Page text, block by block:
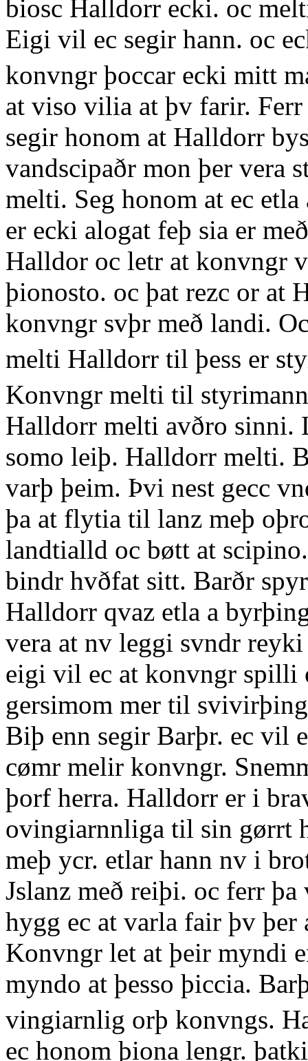
biosc Halldorr ecki. oc
Eigi vil ec segir hann. oc
konvngr þoccar ecki mitt
at viso vilia at þv farir.
segir honom at Halldorr
vandscipaðr mon þer vera
melti. Seg honom at ec
er ecki alogat feþ sia er
Halldor oc letr at konvngr
þionosto. oc þat rezc or at
konvngr svþr með landi.
melti Halldorr til þess er
Konvngr melti til
Halldorr melti avðro sinni.
somo leiþ. Halldorr melti.
varþ þeim. Þvi nest gecc
þa at flytia til lanz meþ
landtialld oc bøtt at
bindr hvðfat sitt. Barðr
Halldorr qvaz etla a
vera at nv leggi svndr
eigi vil ec at konvngr spilli
gersimom mer til
Biþ enn segir Barþr. ec vil
cømr melir konvngr.
þorf herra. Halldorr er i
ovingiarnnliga til sin gørrt
meþ ycr. etlar hann nv i
Jslanz með reiþi. oc ferr
hygg ec at varla fair þv þer
Konvngr let at þeir myndi
myndo at þesso þiccia.
vingiarnlig orþ konvngs.
ec honom þiona lengr.